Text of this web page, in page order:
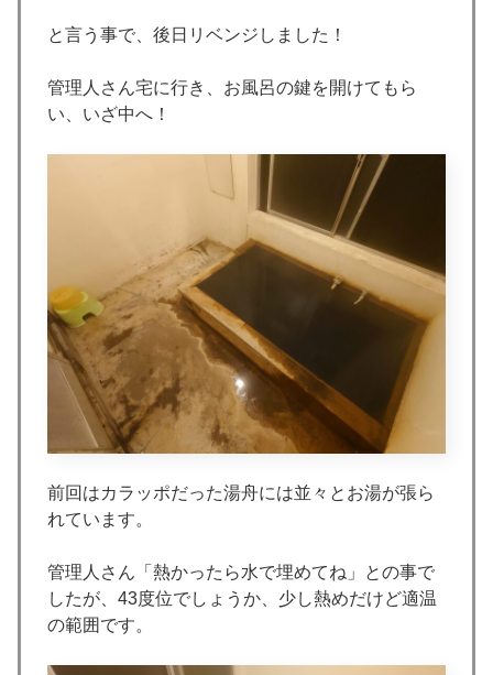
と言う事で、後日リベンジしました！
管理人さん宅に行き、お風呂の鍵を開けてもら
い、いざ中へ！
前回はカラッポだった湯舟には並々とお湯が張ら
れています。
管理人さん「熱かったら水で埋めてね」との事で
したが、43度位でしょうか、少し熱めだけど適温
の範囲です。